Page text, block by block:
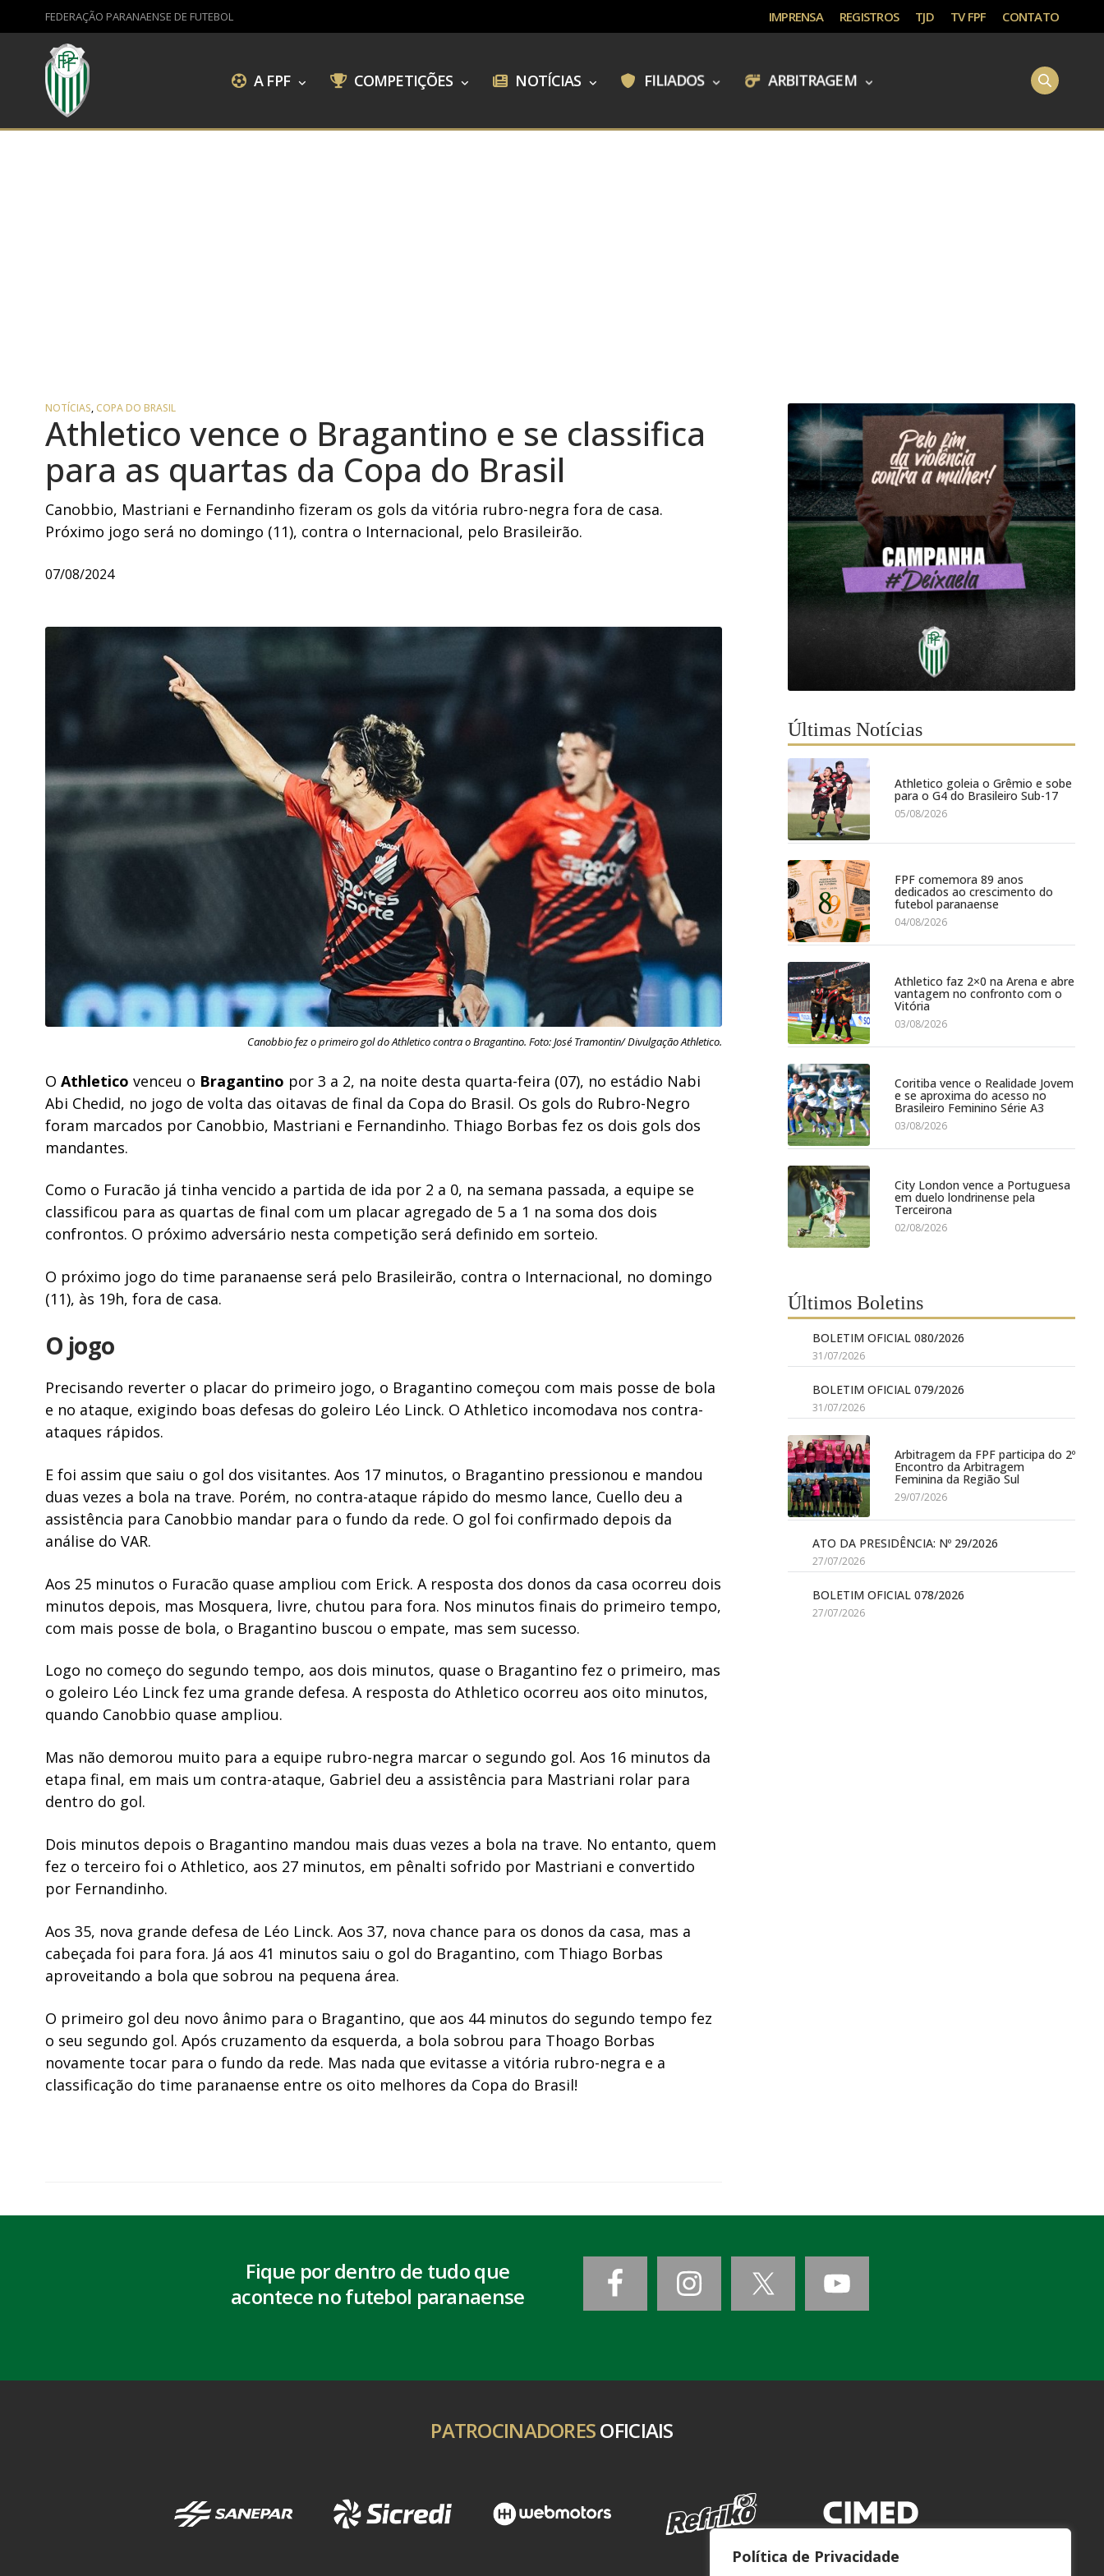
Política de Privacidade
FEDERAÇÃO PARANAENSE DE FUTEBOL IMPRENSA REGISTROS TJD TV FPF CONTATO
A FPF COMPETIÇÕES NOTÍCIAS FILIADOS ARBITRAGEM
NOTÍCIAS,COPA DO BRASIL
Athletico vence o Bragantino e se classifica
para as quartas da Copa do Brasil
Canobbio, Mastriani e Fernandinho fizeram os gols da vitória rubro-negra fora de casa.
Próximo jogo será no domingo (11), contra o Internacional, pelo Brasileirão.
07/08/2024
Canobbio fez o primeiro gol do Athletico contra o Bragantino. Foto: José Tramontin/ Divulgação Athletico.
OAthletico venceu o Bragantino por 3 a 2, na noite desta quarta-feira (07), no estádio Nabi
Abi Chedid, no jogo de volta das oitavas de final da Copa do Brasil. Os gols do Rubro-Negro
foram marcados por Canobbio, Mastriani e Fernandinho. Thiago Borbas fez os dois gols dos
mandantes.
Como o Furacão já tinha vencido a partida de ida por 2 a 0, na semana passada, a equipe se
classificou para as quartas de final com um placar agregado de 5 a 1 na soma dos dois
confrontos. O próximo adversário nesta competição será definido em sorteio.
O próximo jogo do time paranaense será pelo Brasileirão, contra o Internacional, no domingo
(11), às 19h, fora de casa.
O jogo
Precisando reverter o placar do primeiro jogo, o Bragantino começou com mais posse de bola
e no ataque, exigindo boas defesas do goleiro Léo Linck. O Athletico incomodava nos contra-
ataques rápidos.
E foi assim que saiu o gol dos visitantes. Aos 17 minutos, o Bragantino pressionou e mandou
duas vezes a bola na trave. Porém, no contra-ataque rápido do mesmo lance, Cuello deu a
assistência para Canobbio mandar para o fundo da rede. O gol foi confirmado depois da
análise do VAR.
Aos 25 minutos o Furacão quase ampliou com Erick. A resposta dos donos da casa ocorreu dois
minutos depois, mas Mosquera, livre, chutou para fora. Nos minutos finais do primeiro tempo,
com mais posse de bola, o Bragantino buscou o empate, mas sem sucesso.
Logo no começo do segundo tempo, aos dois minutos, quase o Bragantino fez o primeiro, mas
o goleiro Léo Linck fez uma grande defesa. A resposta do Athletico ocorreu aos oito minutos,
quando Canobbio quase ampliou.
Mas não demorou muito para a equipe rubro-negra marcar o segundo gol. Aos 16 minutos da
etapa final, em mais um contra-ataque, Gabriel deu a assistência para Mastriani rolar para
dentro do gol.
Dois minutos depois o Bragantino mandou mais duas vezes a bola na trave. No entanto, quem
fez o terceiro foi o Athletico, aos 27 minutos, em pênalti sofrido por Mastriani e convertido
por Fernandinho.
Aos 35, nova grande defesa de Léo Linck. Aos 37, nova chance para os donos da casa, mas a
cabeçada foi para fora. Já aos 41 minutos saiu o gol do Bragantino, com Thiago Borbas
aproveitando a bola que sobrou na pequena área.
O primeiro gol deu novo ânimo para o Bragantino, que aos 44 minutos do segundo tempo fez
o seu segundo gol. Após cruzamento da esquerda, a bola sobrou para Thoago Borbas
novamente tocar para o fundo da rede. Mas nada que evitasse a vitória rubro-negra e a
classificação do time paranaense entre os oito melhores da Copa do Brasil!
Últimas Notícias
Athletico goleia o Grêmio e sobe
para o G4 do Brasileiro Sub-17
05/08/2026
FPF comemora 89 anos
dedicados ao crescimento do
futebol paranaense
04/08/2026
Athletico faz 2×0 na Arena e abre
vantagem no confronto com o
Vitória
03/08/2026
Coritiba vence o Realidade Jovem
e se aproxima do acesso no
Brasileiro Feminino Série A3
03/08/2026
City London vence a Portuguesa
em duelo londrinense pela
Terceirona
02/08/2026
Últimos Boletins
BOLETIM OFICIAL 080/2026
31/07/2026
BOLETIM OFICIAL 079/2026
31/07/2026
Arbitragem da FPF participa do 2º
Encontro da Arbitragem
Feminina da Região Sul
29/07/2026
ATO DA PRESIDÊNCIA: Nº 29/2026
27/07/2026
BOLETIM OFICIAL 078/2026
27/07/2026
Fique por dentro de tudo que
acontece no futebol paranaense
PATROCINADORESOFICIAIS